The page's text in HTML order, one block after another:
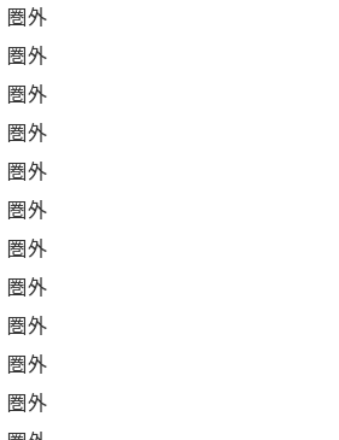
圏外
圏外
圏外
圏外
圏外
圏外
圏外
圏外
圏外
圏外
圏外